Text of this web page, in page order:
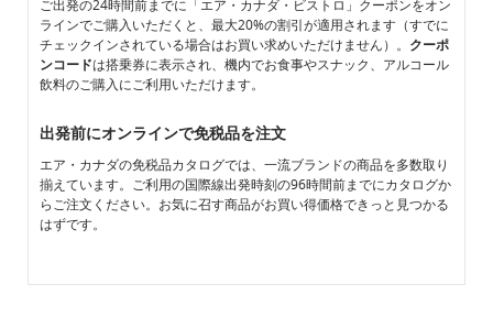
プ
シ
ョ
ン
お
び
引
プ
シ
ョ
ン
お
び
引
ご出発の24時間前までに「エア・カナダ・ビストロ」クーポンをオン
ラインでご購入いただくと、最大20%の割引が適用されます（すでに
チェックインされている場合はお買い求めいただけません）。 クーポ
ンコードは搭乗券に表示され、機内でお食事やスナック、アルコール
飲料のご購入にご利用いただけます。
出発前にオンラインで免税品を注文
エア・カナダの免税品カタログでは、一流ブランドの商品を多数取り
揃えています。ご利用の国際線出発時刻の96時間前までにカタログか
らご注文ください。お気に召す商品がお買い得価格できっと見つかる
はずです。